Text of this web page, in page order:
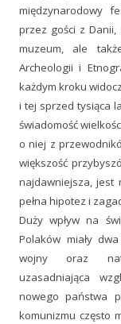
międzynarodowy
przez gości z
muzeum, ale
Archeologii i
każdym kroku
i tej sprzed tysiąca
świadomość
o niej z
większość
najdawniejsza, jest
pełna hipotez i
Duży wpływ na
Polaków miały
wojny oraz
uzasadniająca
nowego państwa
komunizmu często